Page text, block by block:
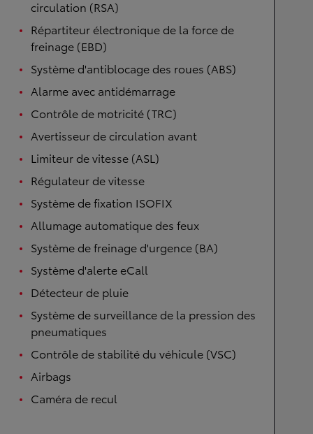
circulation (RSA)
Répartiteur électronique de la force de
freinage (EBD)
Système d'antiblocage des roues (ABS)
Alarme avec antidémarrage
Contrôle de motricité (TRC)
Avertisseur de circulation avant
Limiteur de vitesse (ASL)
Régulateur de vitesse
Système de fixation ISOFIX
Allumage automatique des feux
Système de freinage d'urgence (BA)
Système d'alerte eCall
Détecteur de pluie
Système de surveillance de la pression des
pneumatiques
Contrôle de stabilité du véhicule (VSC)
Airbags
Caméra de recul